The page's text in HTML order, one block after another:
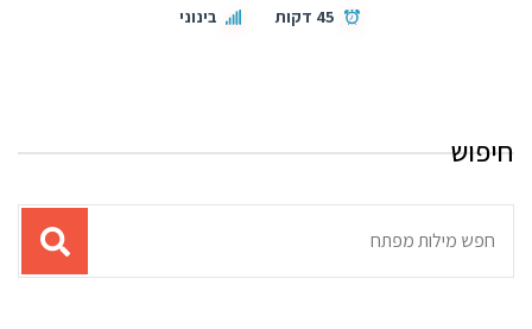
45 דקות בינוני
חיפוש